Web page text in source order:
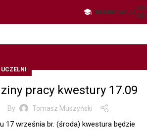
REKRUTACJA
pracy kwestury 17.09
By Tomasz Muszyński
17 września br. (środa) kwestura będzie